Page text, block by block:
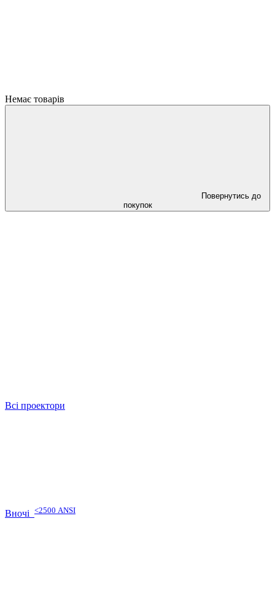
Немає товарів
Повернутись до
покупок
Всі проектори
Вночі <2500 ANSI